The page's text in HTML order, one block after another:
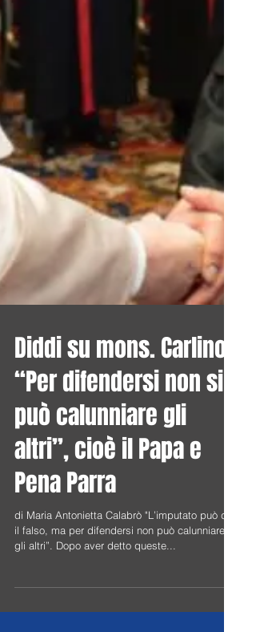
Diddi su mons. Carlino:
“Per difendersi non si
può calunniare gli
altri”, cioè il Papa e
Pena Parra